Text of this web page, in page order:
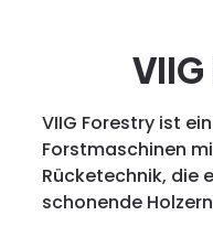
VIIG Forestry ist
Forstmaschinen
Rücketechnik, die
schonende